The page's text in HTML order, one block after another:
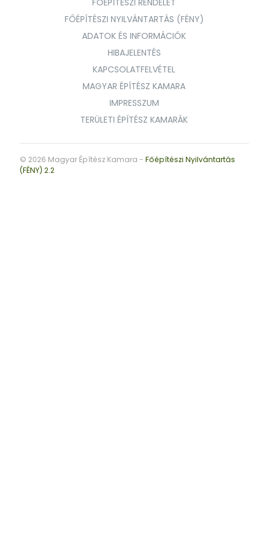
FŐÉPÍTÉSZI RENDELET
FŐÉPÍTÉSZI NYILVÁNTARTÁS (FÉNY)
ADATOK ÉS INFORMÁCIÓK
HIBAJELENTÉS
KAPCSOLATFELVÉTEL
MAGYAR ÉPÍTÉSZ KAMARA
IMPRESSZUM
TERÜLETI ÉPÍTÉSZ KAMARÁK
© 2026 Magyar Építész Kamara - Főépítészi Nyilvántartás
(FÉNY) 2.2